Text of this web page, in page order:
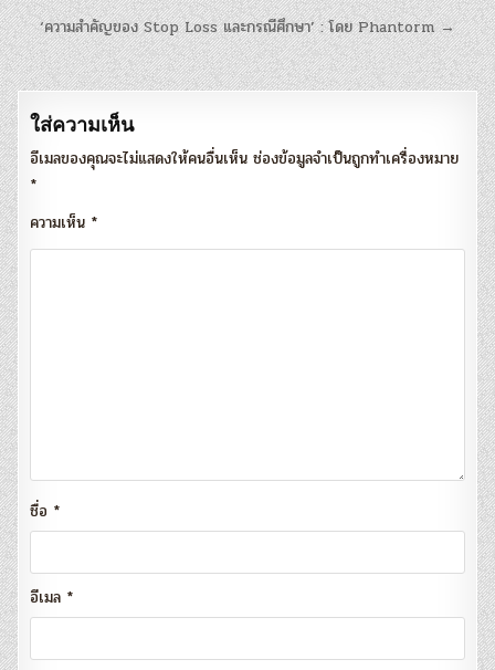
แนะแนว
เรื่อง
‘ความสำคัญของ Stop Loss และกรณีศึกษา’ : โดย Phantorm →
ใส่ความเห็น
อีเมลของคุณจะไม่แสดงให้คนอื่นเห็น ช่องข้อมูลจำเป็นถูกทำเครื่องหมาย
*
ความเห็น *
ชื่อ *
อีเมล *